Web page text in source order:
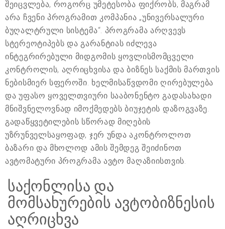
შეიცვლება, როგორც უმეტესობა ფიქრობს, მაგრამ
არა ჩვენი პროგრამით კომპანია „უნივერსალური
ბუღალტრული სისტემა“. პროგრამა არღვევს
სტერეოტიპებს და გარანტიას იძლევა
ინტეგრირებული მიდგომის ყოვლისმომცველი
კონტროლის, აღრიცხვისა და ბიზნეს საქმის მართვის
ნებისმიერ სფეროში. ხელმისაწვდომი ღირებულება
და უფასო ყოველთვიური სააბონენტო გადასახადი
მნიშვნელოვნად იმოქმედებს ბიუჯეტის დაზოგვაზე.
გადაწყვეტილების სწორად მიღების
უზრუნველსაყოფად, ჯერ უნდა აკონტროლოთ
ბაზარი და მხოლოდ ამის შემდეგ შეიძინოთ
ავტომატური პროგრამა ავტო მაღაზიისთვის.
საქონლისა და
მომსახურების ავტობიზნესის
აღრიცხვა